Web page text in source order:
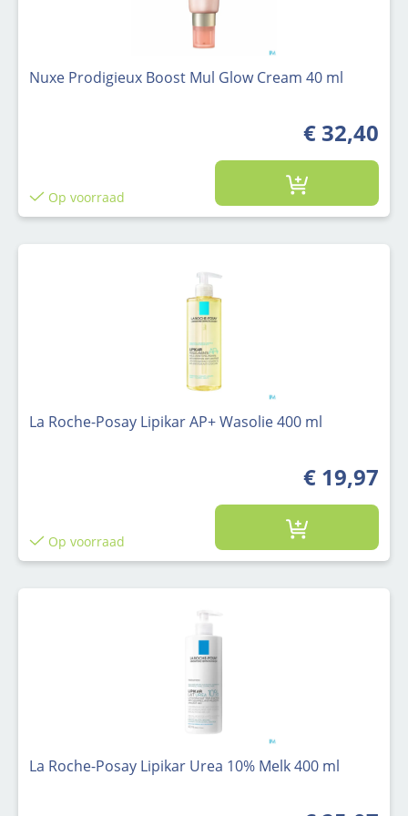
Nuxe Prodigieux Boost Mul Glow Cream 40 ml
€ 32,40
Op voorraad
La Roche-Posay Lipikar AP+ Wasolie 400 ml
€ 19,97
Op voorraad
La Roche-Posay Lipikar Urea 10% Melk 400 ml